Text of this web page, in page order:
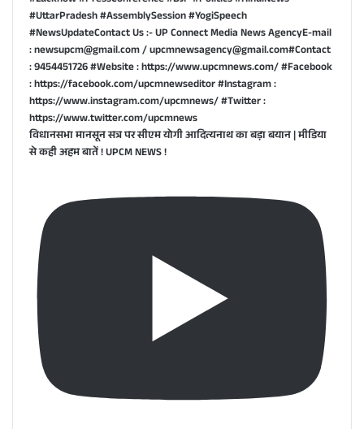
विधानसभा मानसून सत्र पर सीएम योगी आदित्यनाथ का बड़ा बयान | मीडिया
से कही अहम बातें ! UPCM NEWS !